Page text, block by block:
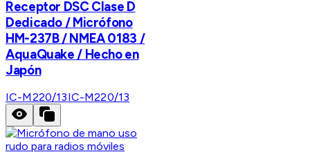
Receptor DSC Clase D
Dedicado / Micrófono
HM-237B / NMEA 0183 /
AquaQuake / Hecho en
Japón
IC-M220/13IC-M220/13